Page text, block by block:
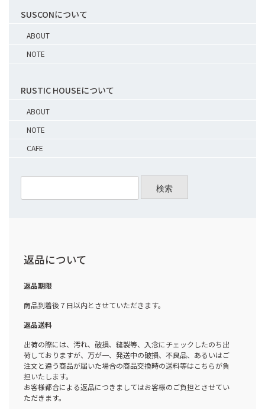
SUSCONについて
ABOUT
NOTE
RUSTIC HOUSEについて
ABOUT
NOTE
CAFE
検索
返品について
返品期限
商品到着後７日以内とさせていただきます。
返品送料
出荷の際には、汚れ、破損、縫製等、入念にチェックしたのち出
荷しておりますが、万が一、発送中の破損、不良品、あるいはご
注文と違う商品が届いた場合の商品交換時の送料等はこちらが負
担いたします。
お客様都合による返品につきましてはお客様のご負担とさせてい
ただきます。